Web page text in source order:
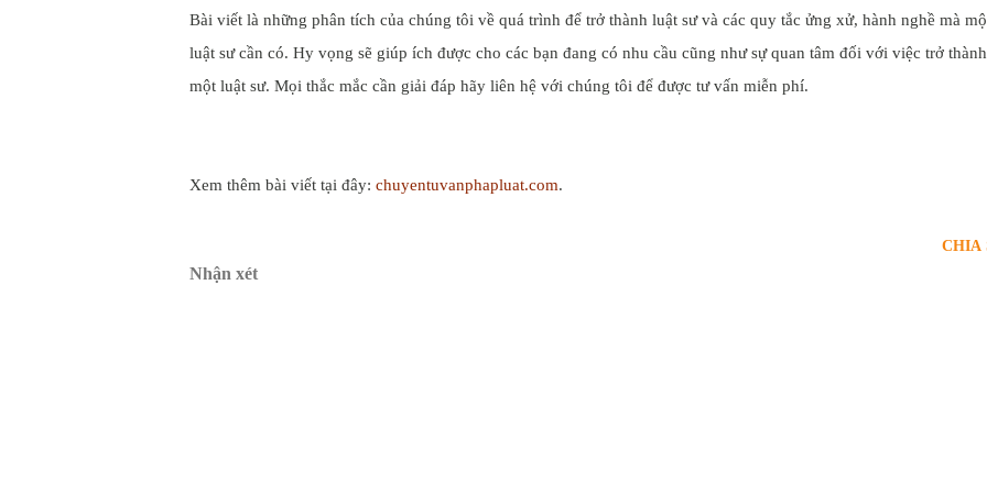
Bài viết là những phân tích của chúng tôi về quá trình để trở thành luật sư và các quy tắc ửng xử, hành nghề mà
luật sư cần có. Hy vọng sẽ giúp ích được cho các bạn đang có nhu cầu cũng như sự quan tâm đối với việc trở thành
một luật sư. Mọi thắc mắc cần giải đáp hãy liên hệ với chúng tôi để được tư vấn miễn phí.
Xem thêm bài viết tại đây: chuyentuvanphapluat.com.
CHIA
Nhận xét